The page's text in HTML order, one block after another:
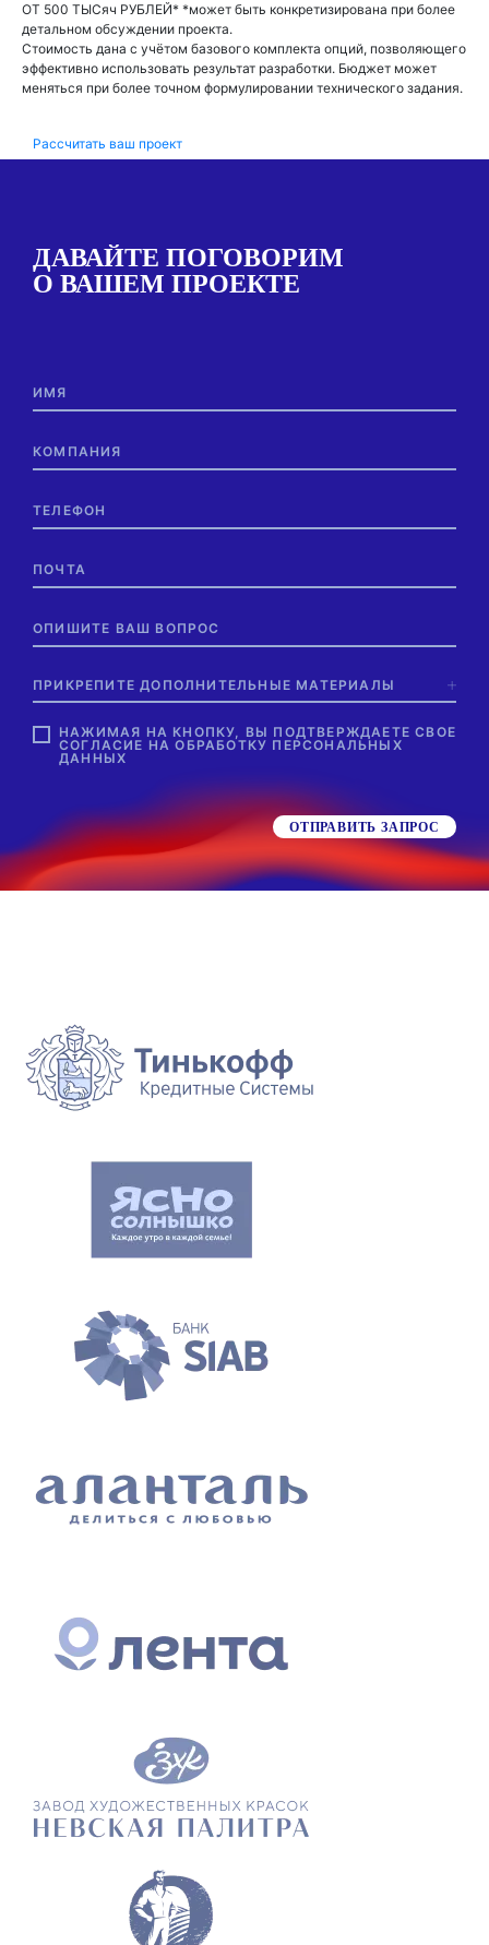
ОТ 500 ТЫСяч РУБЛЕЙ* *может быть конкретизирована при более
детальном обсуждении проекта.
Стоимость дана с учётом базового комплекта опций, позволяющего
эффективно использовать результат разработки. Бюджет может
меняться при более точном формулировании технического задания.
Рассчитать ваш проект
ДАВАЙТЕ ПОГОВОРИМ
О ВАШЕМ ПРОЕКТЕ
ПРИКРЕПИТЕ ДОПОЛНИТЕЛЬНЫЕ МАТЕРИАЛЫ
НАЖИМАЯ НА КНОПКУ, ВЫ ПОДТВЕРЖДАЕТЕ СВОЕ
СОГЛАСИЕ НАОБРАБОТКУ ПЕРСОНАЛЬНЫХ
ДАННЫХ
ОТПРАВИТЬ ЗАПРОС